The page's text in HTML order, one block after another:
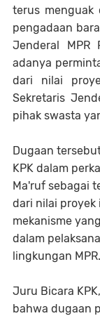
terus menguak
pengadaan
Jenderal MPR
adanya
dari nilai
Sekretaris
pihak swasta
Dugaan
KPK dalam
Ma'ruf sebagai
dari nilai
mekanisme
dalam
lingkungan MPR.
Juru Bicara
bahwa dugaan